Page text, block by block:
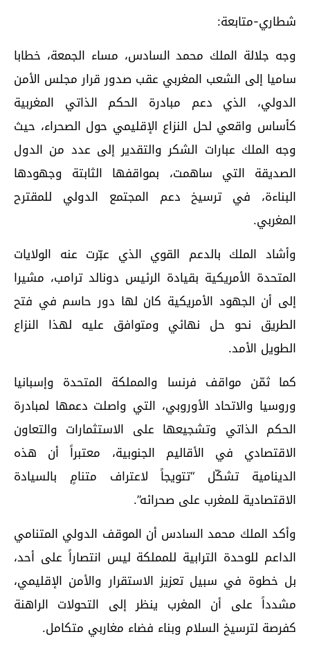
شطاري-متابعة:
وجه جلالة الملك محمد السادس، مساء الجمعة، خطابا
ساميا إلى الشعب المغربي عقب صدور قرار مجلس الأمن
الدولي، الذي دعم مبادرة الحكم الذاتي المغربية
كأساس واقعي لحل النزاع الإقليمي حول الصحراء، حيث
وجه الملك عبارات الشكر والتقدير إلى عدد من الدول
الصديقة التي ساهمت، بمواقفها الثابتة وجهودها
البناءة، في ترسيخ دعم المجتمع الدولي للمقترح
المغربي.
وأشاد الملك بالدعم القوي الذي عبّرت عنه الولايات
المتحدة الأمريكية بقيادة الرئيس دونالد ترامب، مشيرا
إلى أن الجهود الأمريكية كان لها دور حاسم في فتح
الطريق نحو حل نهائي ومتوافق عليه لهذا النزاع
الطويل الأمد.
كما ثمّن مواقف فرنسا والمملكة المتحدة وإسبانيا
وروسيا والاتحاد الأوروبي، التي واصلت دعمها لمبادرة
الحكم الذاتي وتشجيعها على الاستثمارات والتعاون
الاقتصادي في الأقاليم الجنوبية، معتبراً أن هذه
الدينامية تشكّل “تتويجاً لاعتراف متنامٍ بالسيادة
الاقتصادية للمغرب على صحرائه”.
وأكد الملك محمد السادس أن الموقف الدولي المتنامي
الداعم للوحدة الترابية للمملكة ليس انتصاراً على أحد،
بل خطوة في سبيل تعزيز الاستقرار والأمن الإقليمي،
مشدداً على أن المغرب ينظر إلى التحولات الراهنة
كفرصة لترسيخ السلام وبناء فضاء مغاربي متكامل.